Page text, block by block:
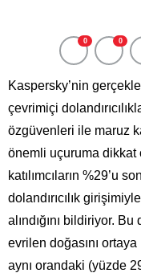
0 0
Kaspersky’nin
çevrimiçi
özgüvenleri ile maruz
önemli uçuruma dikkat
katılımcıların %29’u
dolandırıcılık
alındığını bildiriyor.
evrilen doğasını
aynı orandaki (yüzde